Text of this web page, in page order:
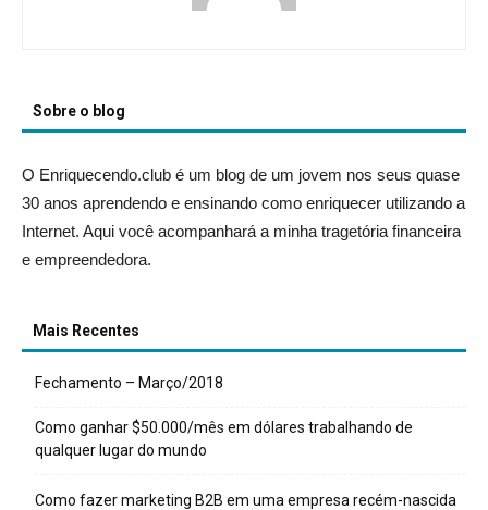
Sobre o blog
O Enriquecendo.club é um blog de um jovem nos seus quase
30 anos aprendendo e ensinando como enriquecer utilizando a
Internet. Aqui você acompanhará a minha tragetória financeira
e empreendedora.
Mais Recentes
Fechamento – Março/2018
Como ganhar $50.000/mês em dólares trabalhando de
qualquer lugar do mundo
Como fazer marketing B2B em uma empresa recém-nascida